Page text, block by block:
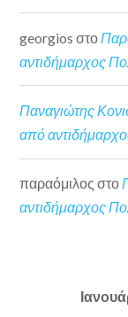
georgios στο
αντιδήμαρχος
Παναγιώτης
από
παραόμιλος στο
αντιδήμαρχος